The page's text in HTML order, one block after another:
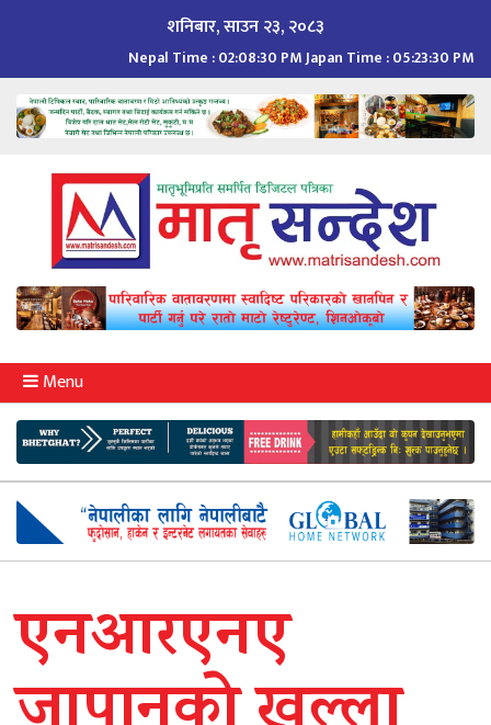
शनिबार, साउन २३, २०८३
Nepal Time :02:08:31 PMJapan Time :05:23:31 PM
Menu
एनआरएनए